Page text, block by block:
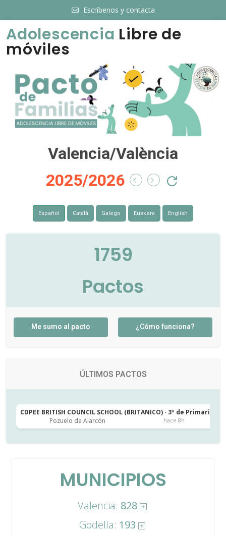
Escríbenos y contacta
Adolescencia Libre de
móviles
Valencia/València
2025/2026
Español Català Galego Euskera English
1759
Pactos
Me sumo al pacto ¿Cómo funciona?
ÚLTIMOS PACTOS
CDPEE BRITISH COUNCIL SCHOOL (BRITANICO) · 3º de Primaria
Pozuelo de Alarcón
hace 8h
MUNICIPIOS
Valencia: 828
Godella: 193